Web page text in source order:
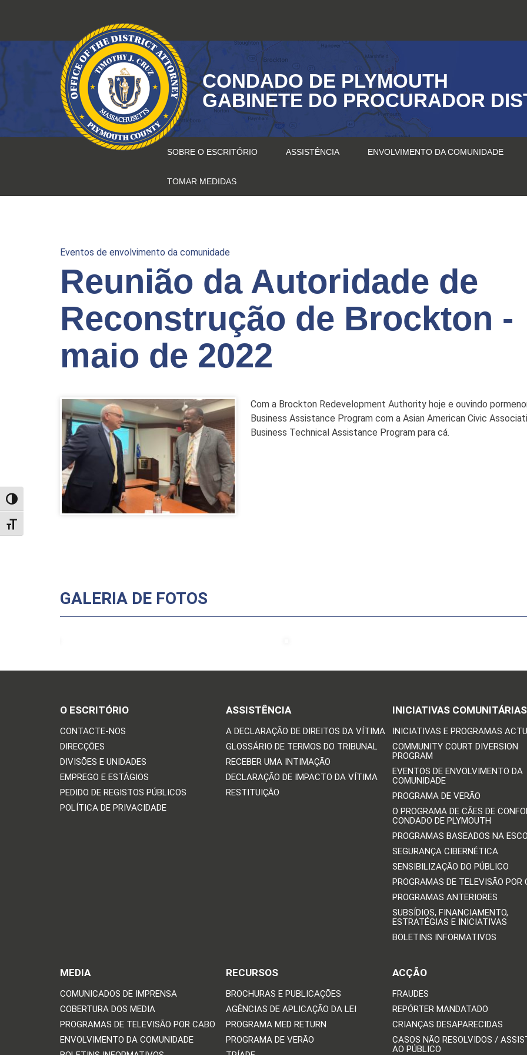
TOGGLE HIGH CONTRAST
TOGGLE FONT SIZE
conteúdo
CONDADO DE PLYMOUTH
GABINETE DO PROCURADOR
SOBRE O ESCRITÓRIO ASSISTÊNCIA ENVOLVIMENTO DA COMUNIDADE
TOMAR MEDIDAS
Eventos de envolvimento da comunidade
Reunião da Autoridade de
Reconstrução de Brockton -
maio de 2022
Com a Brockton Redevelopment Authority hoje e ouvindo
Business Assistance Program com a Asian American Civic
Business Technical Assistance Program para cá.
GALERIA DE FOTOS
O ESCRITÓRIO
CONTACTE-NOS
DIRECÇÕES
DIVISÕES E UNIDADES
EMPREGO E ESTÁGIOS
PEDIDO DE REGISTOS PÚBLICOS
POLÍTICA DE PRIVACIDADE
ASSISTÊNCIA
A DECLARAÇÃO DE DIREITOS DA VÍTIMA
GLOSSÁRIO DE TERMOS DO TRIBUNAL
RECEBER UMA INTIMAÇÃO
DECLARAÇÃO DE IMPACTO DA VÍTIMA
RESTITUIÇÃO
INICIATIVAS COMUNITÁRIAS
INICIATIVAS E PROGRAMAS
COMMUNITY COURT DIVERSION
PROGRAM
EVENTOS DE ENVOLVIMENTO DA
COMUNIDADE
PROGRAMA DE VERÃO
O PROGRAMA DE CÃES DE
CONDADO DE PLYMOUTH
PROGRAMAS BASEADOS NA
SEGURANÇA CIBERNÉTICA
SENSIBILIZAÇÃO DO PÚBLICO
PROGRAMAS DE TELEVISÃO POR
PROGRAMAS ANTERIORES
SUBSÍDIOS, FINANCIAMENTO,
ESTRATÉGIAS E INICIATIVAS
BOLETINS INFORMATIVOS
MEDIA
COMUNICADOS DE IMPRENSA
COBERTURA DOS MEDIA
PROGRAMAS DE TELEVISÃO POR CABO
ENVOLVIMENTO DA COMUNIDADE
RECURSOS
BROCHURAS E PUBLICAÇÕES
AGÊNCIAS DE APLICAÇÃO DA LEI
PROGRAMA MED RETURN
PROGRAMA DE VERÃO
ACÇÃO
FRAUDES
REPÓRTER MANDATADO
CRIANÇAS DESAPARECIDAS
CASOS NÃO RESOLVIDOS /
AO PÚBLICO